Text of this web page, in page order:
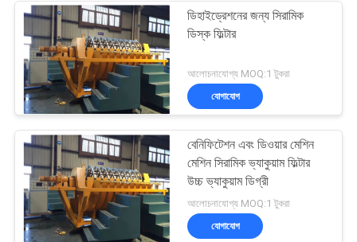
ডিহাইড্রেশনের জন্য সিরামিক
ডিস্ক ফিল্টার
আলোচনাযোগ্য MOQ:1 টুকরা
যোগাযোগ
বেনিফিটেশন এবং ডিওয়ার মেশিন
মেশিন সিরামিক ভ্যাকুয়াম ফিল্টার
উচ্চ ভ্যাকুয়াম ডিগ্রী
আলোচনাযোগ্য MOQ:1 টুকরা
যোগাযোগ